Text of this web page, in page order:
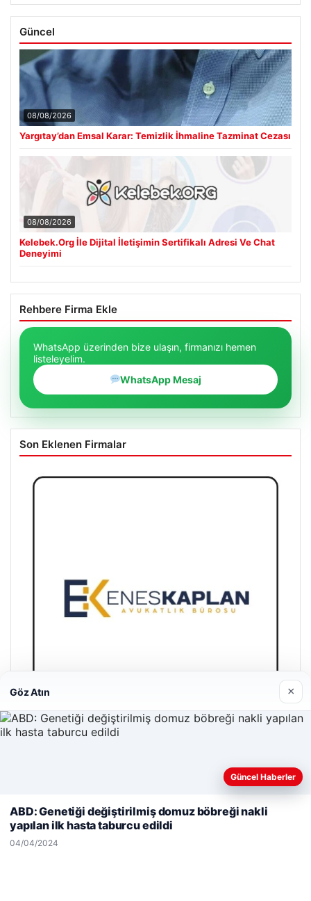
Güncel
08/08/2026
Yargıtay’dan Emsal Karar: Temizlik İhmaline Tazminat Cezası
08/08/2026
Kelebek.Org İle Dijital İletişimin Sertifikalı Adresi Ve Chat
Deneyimi
Rehbere Firma Ekle
WhatsApp üzerinden bize ulaşın, firmanızı hemen
listeleyelim.
WhatsApp Mesaj
Son Eklenen Firmalar
Web sitemizi nasıl kullandığınızı daha iyi anlayabilmek,
kullanıyoruz.Çerez Politikamız
Göz Atın ×
Güncel Haberler
ABD: Genetiği değiştirilmiş domuz böbreği nakli
yapılan ilk hasta taburcu edildi
04/04/2024